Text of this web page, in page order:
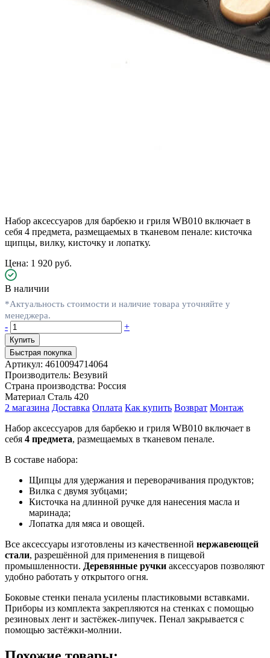
Набор аксессуаров для барбекю и гриля WB010 включает в
себя 4 предмета, размещаемых в тканевом пенале: кисточка
щипцы, вилку, кисточку и лопатку.
Цена: 1 920 руб.
В наличии
*Актуальность стоимости и наличие товара уточняйте у
менеджера.
-
+
Быстрая покупка
Артикул: 4610094714064
Производитель: Везувий
Страна производства: Россия
Материал Сталь 420
2 магазина Доставка Оплата Как купить Возврат Монтаж
Набор аксессуаров для барбекю и гриля WB010 включает в
себя 4 предмета, размещаемых в тканевом пенале.
В составе набора:
Щипцы для удержания и переворачивания продуктов;
Вилка с двумя зубцами;
Кисточка на длинной ручке для нанесения масла и
маринада;
Лопатка для мяса и овощей.
Все аксессуары изготовлены из качественной нержавеющей
стали, разрешённой для применения в пищевой
промышленности. Деревянные ручки аксессуаров позволяют
удобно работать у открытого огня.
Боковые стенки пенала усилены пластиковыми вставками.
Приборы из комплекта закрепляются на стенках с помощью
резиновых лент и застёжек-липучек. Пенал закрывается с
помощью застёжки-молнии.